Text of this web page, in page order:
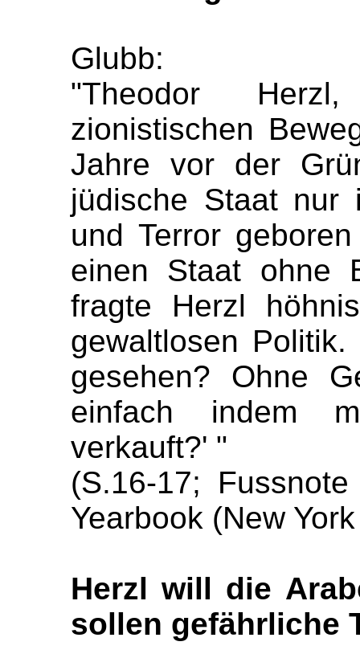
Glubb:
"Theodor
zionistischen
Jahre vor der
jüdische Staat nur
und Terror
einen Staat ohne
fragte Herzl
gewaltlosen
gesehen? Ohne
einfach indem
verkauft?' "
(S.16-17;
Yearbook (New
Herzl will die
sollen gefährliche